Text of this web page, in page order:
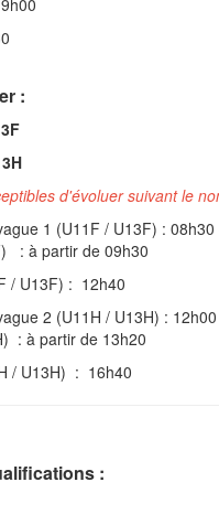
:
d'évoluer suivant le
1 (U11F / U13F) : 08h30
: à partir de 09h30
/ U13F) : 12h40
2 (U11H / U13H) :
: à partir de 13h20
/ U13H) : 16h40
: